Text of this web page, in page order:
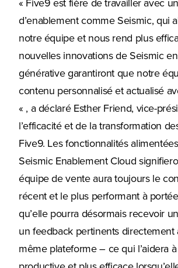
« Five9 est fière de travailler avec
d’enablement comme Seismic, qui
notre équipe et nous rend plus
nouvelles innovations de Seismic
générative garantiront que notre
contenu personnalisé et actualisé
« , a déclaré Esther Friend, vice-
l’efficacité et de la transformation
Five9. Les fonctionnalités
Seismic Enablement Cloud
équipe de vente aura toujours le
récent et le plus performant à
qu’elle pourra désormais recevoir
un feedback pertinents directement
même plateforme – ce qui l’aidera